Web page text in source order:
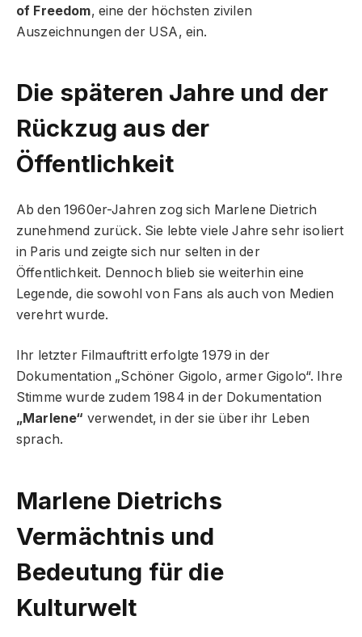
of Freedom, eine der höchsten zivilen
Auszeichnungen der USA, ein.
Die späteren Jahre und der
Rückzug aus der
Öffentlichkeit
Ab den 1960er-Jahren zog sich Marlene Dietrich
zunehmend zurück. Sie lebte viele Jahre sehr isoliert
in Paris und zeigte sich nur selten in der
Öffentlichkeit. Dennoch blieb sie weiterhin eine
Legende, die sowohl von Fans als auch von Medien
verehrt wurde.
Ihr letzter Filmauftritt erfolgte 1979 in der
Dokumentation „Schöner Gigolo, armer Gigolo“. Ihre
Stimme wurde zudem 1984 in der Dokumentation
„Marlene“ verwendet, in der sie über ihr Leben
sprach.
Marlene Dietrichs
Vermächtnis und
Bedeutung für die
Kulturwelt